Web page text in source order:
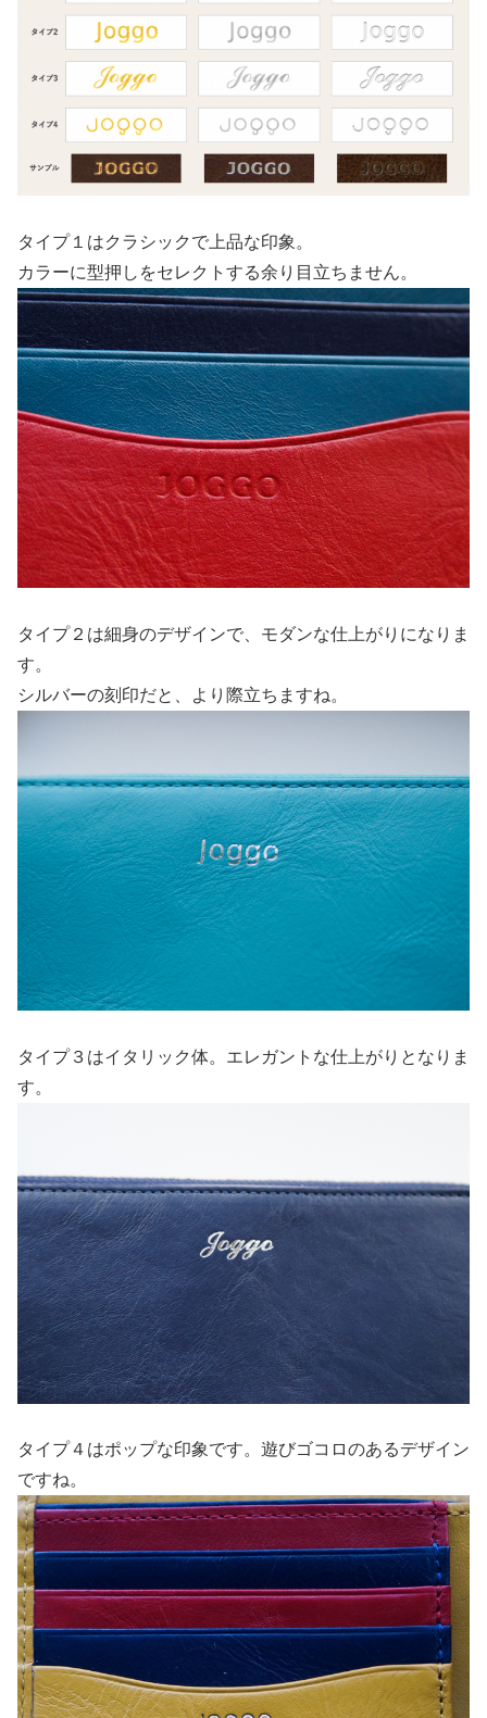
タイプ１はクラシックで上品な印象。
カラーに型押しをセレクトする余り目立ちません。
タイプ２は細身のデザインで、モダンな仕上がりになりま
す。
シルバーの刻印だと、より際立ちますね。
タイプ３はイタリック体。エレガントな仕上がりとなりま
す。
タイプ４はポップな印象です。遊びゴコロのあるデザイン
ですね。